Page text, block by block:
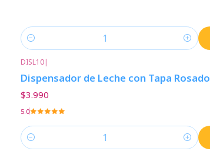
Cantidad
DISL10|
Dispensador de Leche con Tapa Rosado
$3.990
5.0
Cantidad